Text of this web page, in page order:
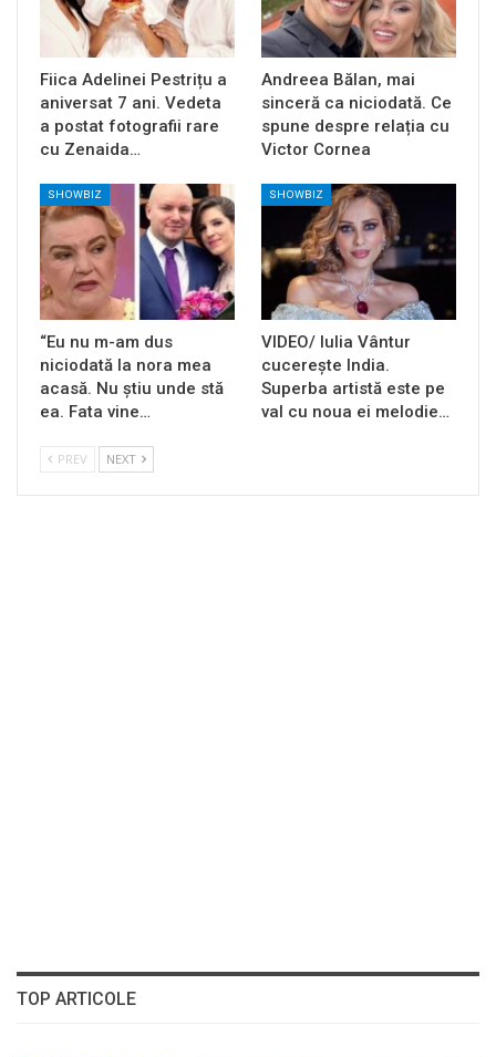
Fiica Adelinei Pestrițu a
aniversat 7 ani. Vedeta
a postat fotografii rare
cu Zenaida…
Andreea Bălan, mai
sinceră ca niciodată. Ce
spune despre relația cu
Victor Cornea
SHOWBIZ
“Eu nu m-am dus
niciodată la nora mea
acasă. Nu știu unde stă
ea. Fata vine…
SHOWBIZ
VIDEO/ Iulia Vântur
cucerește India.
Superba artistă este pe
val cu noua ei melodie…
PREV NEXT
TOP ARTICOLE